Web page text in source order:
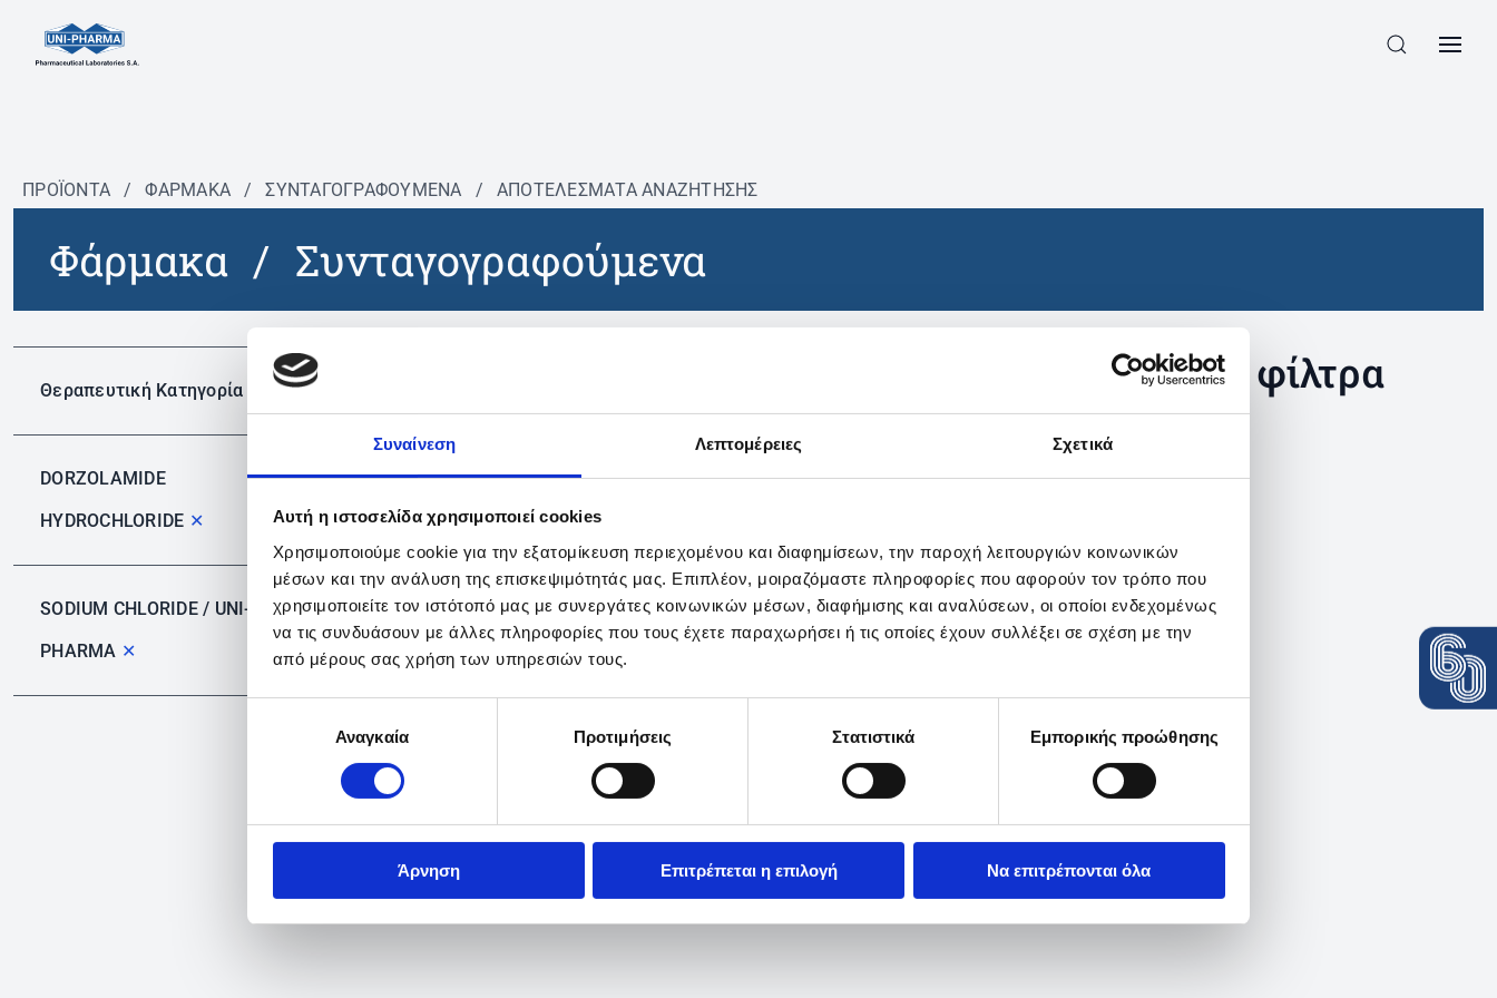
Συναίνεση Λεπτομέρειες Σχετικά
Αυτή η ιστοσελίδα χρησιμοποιεί cookies
Χρησιμοποιούμε cookie για την εξατομίκευση περιεχομένου και διαφημίσεων, την παροχή λειτουργιών κοινωνικών
μέσων και την ανάλυση της επισκεψιμότητάς μας. Επιπλέον, μοιραζόμαστε πληροφορίες που αφορούν τον τρόπο που
χρησιμοποιείτε τον ιστότοπό μας με συνεργάτες κοινωνικών μέσων, διαφήμισης και αναλύσεων, οι οποίοι ενδεχομένως
να τις συνδυάσουν με άλλες πληροφορίες που τους έχετε παραχωρήσει ή τις οποίες έχουν συλλέξει σε σχέση με την
από μέρους σας χρήση των υπηρεσιών τους.
συγκατάθεσηςΑναγκαία Προτιμήσεις Στατιστικά Εμπορικής προώθησης
Άρνηση Επιτρέπεται η επιλογή Να επιτρέπονται όλα
ΠΡΟΪΟΝΤΑ / ΦΆΡΜΑΚΑ / ΣΥΝΤΑΓΟΓΡΑΦΟΎΜΕΝΑ / ΑΠΟΤΕΛΕΣΜΑΤΑ ΑΝΑΖΗΤΗΣΗΣ
Φάρμακα / Συνταγογραφούμενα
Θεραπευτική Κατηγορία
DORZOLAMIDE
HYDROCHLORIDE ✕
SODIUM CHLORIDE / UNI-
PHARMA ✕
Δεν βρέθηκαν προϊόντα με τα συγκεκριμένα φίλτρα